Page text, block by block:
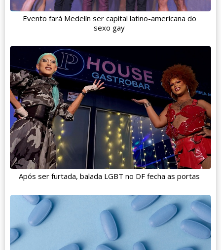
Evento fará Medelín ser capital latino-americana do
sexo gay
Após ser furtada, balada LGBT no DF fecha as portas